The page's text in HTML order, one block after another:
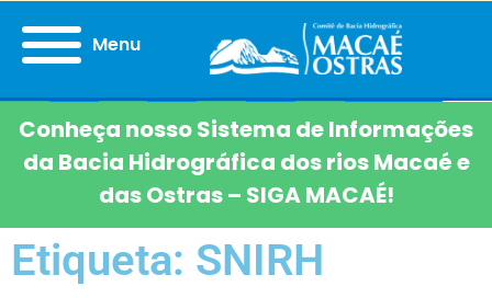
Menu
Conheça nosso Sistema de Informações
da Bacia Hidrográfica dos rios Macaé e
das Ostras – SIGA MACAÉ!
Etiqueta: SNIRH